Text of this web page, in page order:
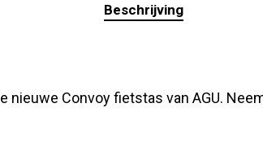
Beschrijving
Convoy fietstas van AGU.